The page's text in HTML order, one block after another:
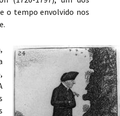
o tempo envolvido nos